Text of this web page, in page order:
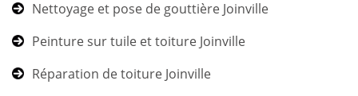
Nettoyage et pose de gouttière Joinville
Peinture sur tuile et toiture Joinville
Réparation de toiture Joinville